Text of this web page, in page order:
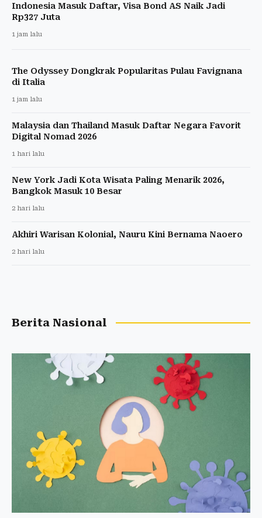
Indonesia Masuk Daftar, Visa Bond AS Naik Jadi
Rp327 Juta
1 jam lalu
The Odyssey Dongkrak Popularitas Pulau Favignana
di Italia
1 jam lalu
Malaysia dan Thailand Masuk Daftar Negara Favorit
Digital Nomad 2026
1 hari lalu
New York Jadi Kota Wisata Paling Menarik 2026,
Bangkok Masuk 10 Besar
2 hari lalu
Akhiri Warisan Kolonial, Nauru Kini Bernama Naoero
2 hari lalu
Berita Nasional